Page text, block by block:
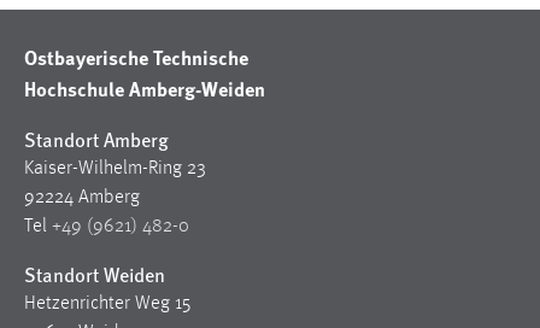
Ostbayerische Technische
Hochschule Amberg-Weiden
Standort Amberg
Kaiser-Wilhelm-Ring 23
92224 Amberg
Tel +49 (9621) 482-0
Standort Weiden
Hetzenrichter Weg 15